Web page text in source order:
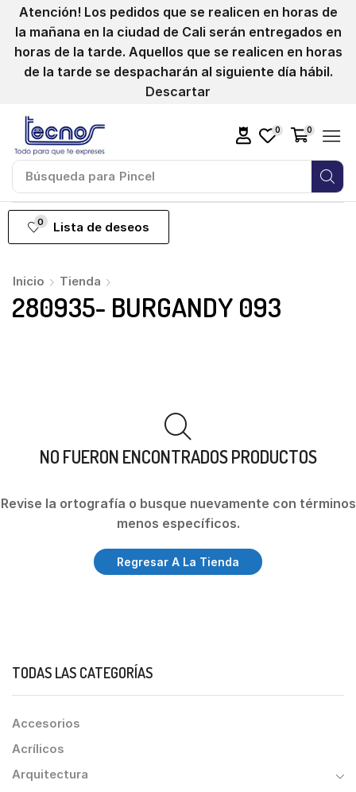
Atención! Los pedidos que se realicen en horas de
la mañana en la ciudad de Cali serán entregados en
horas de la tarde. Aquellos que se realicen en horas
de la tarde se despacharán al siguiente día hábil.
Descartar
Búsqueda para Pincel
0 0
0 Lista de deseos
Inicio Tienda
280935- BURGANDY 093
NO FUERON ENCONTRADOS PRODUCTOS
Revise la ortografía o busque nuevamente con términos
menos específicos.
Regresar A La Tienda
TODAS LAS CATEGORÍAS
Accesorios
Acrílicos
Arquitectura